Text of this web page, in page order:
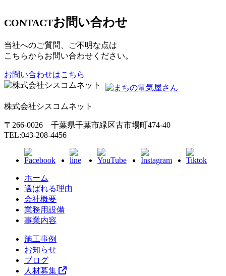
CONTACTお問い合わせ
当社へのご質問、ご不明な点は
こちらからお問い合わせください。
お問い合わせはこちら
株式会社シスコムネット
〒266-0026 千葉県千葉市緑区古市場町474-40
TEL:043-208-4456
ホーム
選ばれる理由
会社概要
業務用設備
事業内容
施工事例
お知らせ
ブログ
人材募集